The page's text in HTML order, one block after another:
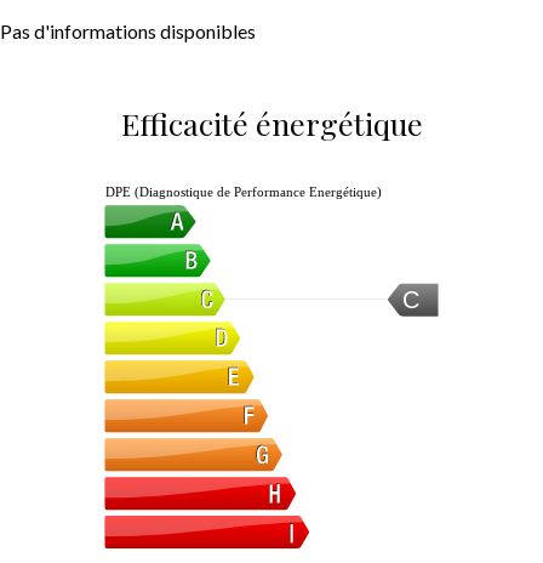
Pas d'informations disponibles
Efficacité énergétique
C
DPE (Diagnostique de Performance Energétique)